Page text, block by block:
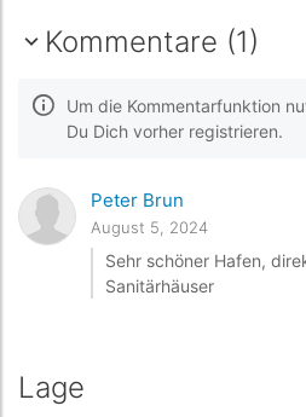
Kommentare (1)
Um die Kommentarfunktion
Du Dich vorher registrieren.
Peter Brun
August 5, 2024
Sehr schöner Hafen,
Sanitärhäuser
Lage